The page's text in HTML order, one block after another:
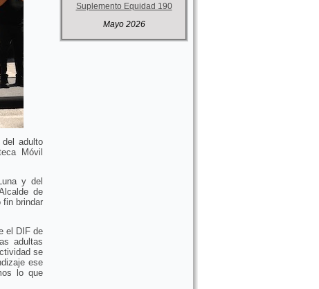
adulto
Móvil
y del
de
fin brindar
el DIF de
adultas
se
ese
lo que
Suplemento Equidad 190
Mayo 2026